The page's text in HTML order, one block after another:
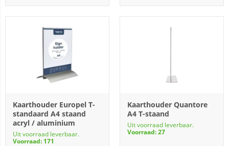
Kaarthouder Europel T-
standaard A4 staand
acryl / aluminium
Uit voorraad leverbaar.
Voorraad: 171
Kaarthouder Quantore
A4 T-staand
Uit voorraad leverbaar.
Voorraad: 27